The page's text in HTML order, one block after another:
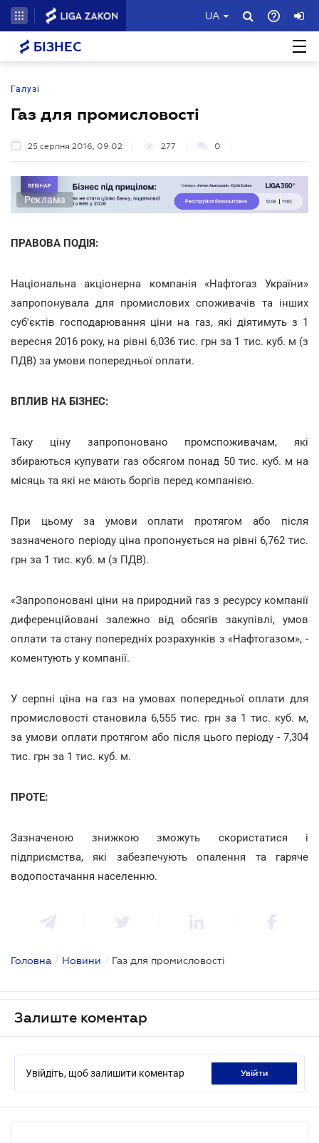
UA
БІЗНЕС
Галузі
Газ для промисловості
25 серпня 2016, 09:02 277 0
Реклама
ПРАВОВА ПОДІЯ:
Національна акціонерна компанія «Нафтогаз України»
запропонувала для промислових споживачів та інших
суб'єктів господарювання ціни на газ, які діятимуть з 1
вересня 2016 року, на рівні 6,036 тис. грн за 1 тис. куб. м (з
ПДВ) за умови попередньої оплати.
ВПЛИВ НА БІЗНЕС:
Таку ціну запропоновано промспоживачам, які
збираються купувати газ обсягом понад 50 тис. куб. м на
місяць та які не мають боргів перед компанією.
При цьому за умови оплати протягом або після
зазначеного періоду ціна пропонується на рівні 6,762 тис.
грн за 1 тис. куб. м (з ПДВ).
«Запропоновані ціни на природний газ з ресурсу компанії
диференційовані залежно від обсягів закупівлі, умов
оплати та стану попередніх розрахунків з «Нафтогазом», -
коментують у компанії.
У серпні ціна на газ на умовах попередньої оплати для
промисловості становила 6,555 тис. грн за 1 тис. куб. м,
за умови оплати протягом або після цього періоду - 7,304
тис. грн за 1 тис. куб. м.
ПРОТЕ:
Зазначеною знижкою зможуть скористатися і
підприємства, які забезпечують опалення та гаряче
водопостачання населенню.
Головна / Новини / Газ для промисловості
Залиште коментар
Увійдіть, щоб залишити коментар увійти